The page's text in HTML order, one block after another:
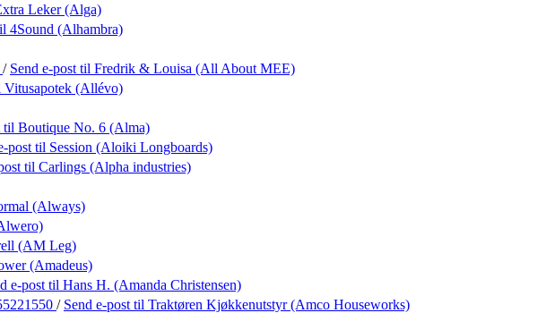
Leker (Alga)
4Sound (Alhambra)
/ Send e-post til Fredrik & Louisa (All About MEE)
Vitusapotek (Allévo)
til Boutique No. 6 (Alma)
post til Session (Aloiki Longboards)
til Carlings (Alpha industries)
(Always)
(AM Leg)
(Amadeus)
e-post til Hans H. (Amanda Christensen)
/ Send e-post til Traktøren Kjøkkenutstyr (Amco Houseworks)